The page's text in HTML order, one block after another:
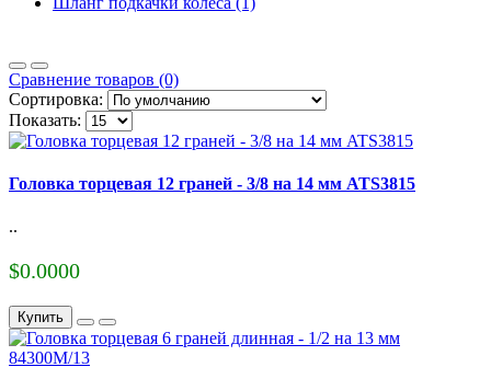
Сравнение товаров (0)
Сортировка:
Показать:
Головка торцевая 12 граней - 3/8 на 14 мм ATS3815
..
$0.0000
Купить